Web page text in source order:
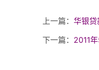
上一篇： 华银
下一篇： 2011